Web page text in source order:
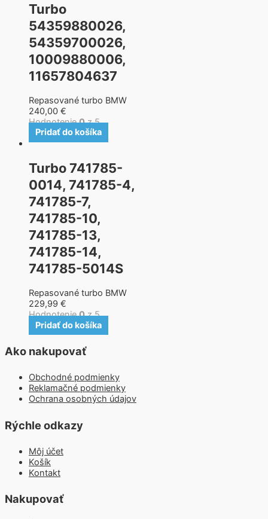
Turbo
54359880026,
54359700026,
10009880006,
11657804637
Repasované turbo BMW
240,00 €
Hodnotenie0z 5
Pridať do košíka
Turbo 741785-
0014, 741785-4,
741785-7,
741785-10,
741785-13,
741785-14,
741785-5014S
Repasované turbo BMW
229,99 €
Hodnotenie0z 5
Pridať do košíka
Ako nakupovať
Obchodné podmienky
Reklamačné podmienky
Ochrana osobných údajov
Rýchle odkazy
Môj účet
Košík
Kontakt
Nakupovať